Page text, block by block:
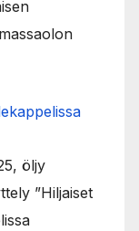
öljy
”Hiljaiset